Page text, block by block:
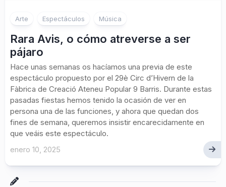
Arte Espectáculos Música
Rara Avis, o cómo atreverse a ser
pájaro
Hace unas semanas os hacíamos una previa de este
espectáculo propuesto por el 29è Circ d’Hivern de la
Fàbrica de Creació Ateneu Popular 9 Barris. Durante estas
pasadas fiestas hemos tenido la ocasión de ver en
persona una de las funciones, y ahora que quedan dos
fines de semana, queremos insistir encarecidamente en
que veáis este espectáculo.
enero 10, 2025